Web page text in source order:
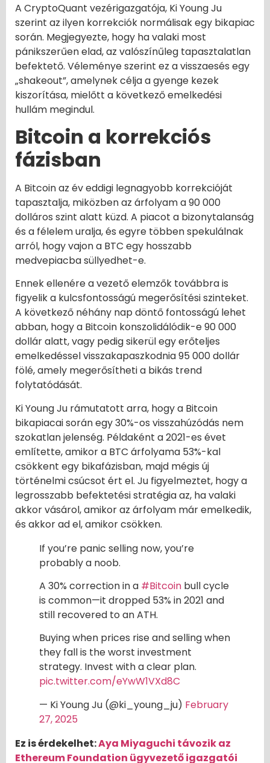
A CryptoQuant vezérigazgatója, Ki Young Ju
szerint az ilyen korrekciók normálisak egy bikapiac
során. Megjegyezte, hogy ha valaki most
pánikszerűen elad, az valószínűleg tapasztalatlan
befektető. Véleménye szerint ez a visszaesés egy
„shakeout”, amelynek célja a gyenge kezek
kiszorítása, mielőtt a következő emelkedési
hullám megindul.
Bitcoin a korrekciós
fázisban
A Bitcoin az év eddigi legnagyobb korrekcióját
tapasztalja, miközben az árfolyam a 90 000
dolláros szint alatt küzd. A piacot a bizonytalanság
és a félelem uralja, és egyre többen spekulálnak
arról, hogy vajon a BTC egy hosszabb
medvepiacba süllyedhet-e.
Ennek ellenére a vezető elemzők továbbra is
figyelik a kulcsfontosságú megerősítési szinteket.
A következő néhány nap döntő fontosságú lehet
abban, hogy a Bitcoin konszolidálódik-e 90 000
dollár alatt, vagy pedig sikerül egy erőteljes
emelkedéssel visszakapaszkodnia 95 000 dollár
fölé, amely megerősítheti a bikás trend
folytatódását.
Ki Young Ju rámutatott arra, hogy a Bitcoin
bikapiacai során egy 30%-os visszahúzódás nem
szokatlan jelenség. Példaként a 2021-es évet
említette, amikor a BTC árfolyama 53%-kal
csökkent egy bikafázisban, majd mégis új
történelmi csúcsot ért el. Ju figyelmeztet, hogy a
legrosszabb befektetési stratégia az, ha valaki
akkor vásárol, amikor az árfolyam már emelkedik,
és akkor ad el, amikor csökken.
If you’re panic selling now, you’re
probably a noob.
A 30% correction in a #Bitcoin bull cycle
is common—it dropped 53% in 2021 and
still recovered to an ATH.
Buying when prices rise and selling when
they fall is the worst investment
strategy. Invest with a clear plan.
pic.twitter.com/eYwW1VXd8C
— Ki Young Ju (@ki_young_ju) February
27, 2025
Ez is érdekelhet:Aya Miyaguchi távozik az
Ethereum Foundation ügyvezető igazgatói